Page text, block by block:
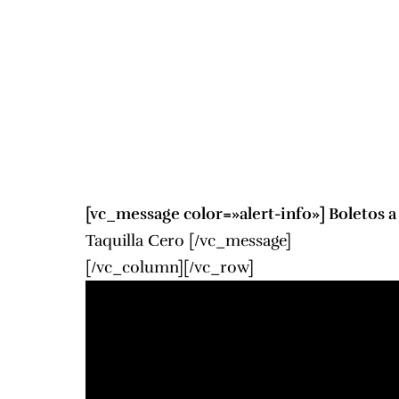
[vc_message color=»alert-info»] Boletos
Taquilla Cero [/vc_message]
[/vc_column][/vc_row]